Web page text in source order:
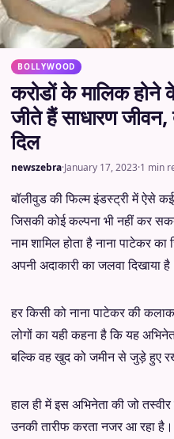
BOLLYWOOD
करोडों के मालिक होने
जीते हैं साधारण
दिल
newszebra·January 17, 2023·1 min
बॉलीवुड की फिल्म इंडस्ट्री में ऐसे
जिसकी कोई कल्पना भी नहीं कर
नाम शामिल होता है नाना पाटेकर
अपनी अदाकारी का जलवा दिखाया
हर किसी को नाना पाटेकर की
लोगों का यही कहना है कि यह
बल्कि वह खुद को जमीन से जुड़े हुए
हाल ही में इस अभिनेता की जो
उनकी तारीफ करता नजर आ रहा